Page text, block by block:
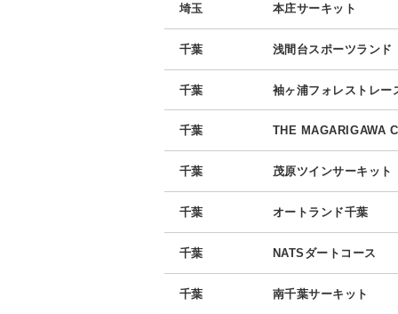
埼玉 本庄サーキット
千葉 浅間台スポーツランド
千葉 袖ヶ浦フォレストレー
千葉 THE MAGARIGAWA
千葉 茂原ツインサーキット
千葉 オートランド千葉
千葉 NATSダートコース
千葉 南千葉サーキット